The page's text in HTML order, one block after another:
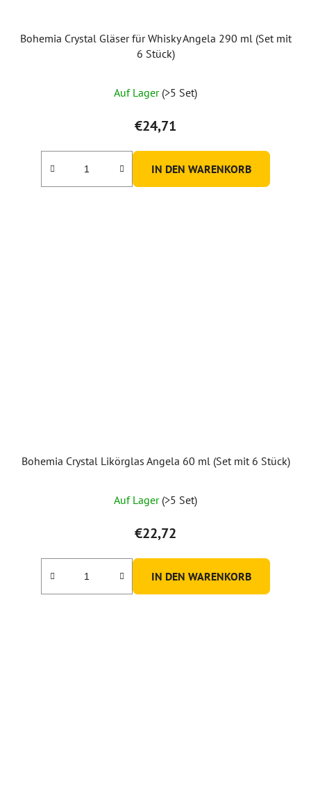
Bohemia Crystal Gläser für Whisky Angela 290 ml (Set mit
6 Stück)
Auf Lager (>5 Set)
€24,71
IN DEN WARENKORB
Bohemia Crystal Likörglas Angela 60 ml (Set mit 6 Stück)
Auf Lager (>5 Set)
€22,72
IN DEN WARENKORB